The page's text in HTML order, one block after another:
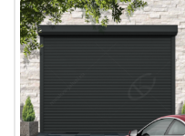
41